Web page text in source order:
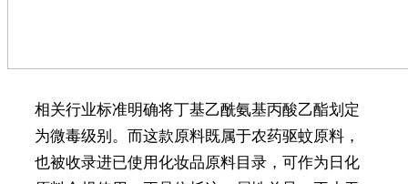
相关行业标准明确将丁基乙酰氨基丙酸乙酯划定
为微毒级别。而这款原料既属于农药驱蚊原料，
也被收录进已使用化妆品原料目录，可作为日化